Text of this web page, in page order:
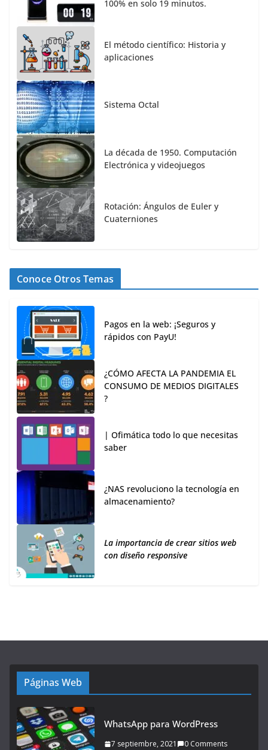
100% en solo 19 minutos.
El método científico: Historia y
aplicaciones
Sistema Octal
La década de 1950. Computación
Electrónica y videojuegos
Rotación: Ángulos de Euler y
Cuaterniones
Conoce Otros Temas
Pagos en la web: ¡Seguros y
rápidos con PayU!
¿CÓMO AFECTA LA PANDEMIA EL
CONSUMO DE MEDIOS DIGITALES
?
| Ofimática todo lo que necesitas
saber
¿NAS revoluciono la tecnología en
almacenamiento?
La importancia de crear sitios web
con diseño responsive
Páginas Web
WhatsApp para WordPress
7 septiembre, 2021 0 Comments